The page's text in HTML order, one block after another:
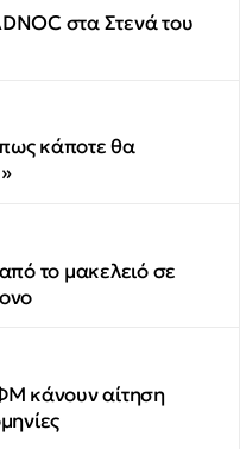
στα Στενά του
κάποτε θα
το μακελειό σε
κάνουν αίτηση